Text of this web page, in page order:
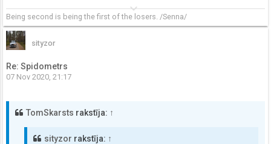
keyboard_arrow_down
Being second is being the first of the losers. /Senna/
sityzor
Re: Spidometrs
07 Nov 2020, 21:17
TomSkarsts rakstīja: ↑
sityzor rakstīja: ↑